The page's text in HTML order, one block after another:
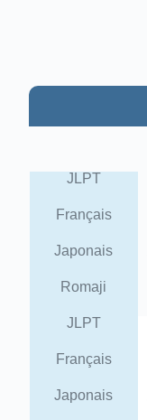
JLPT
Français
Japonais
Romaji
JLPT
Français
Japonais